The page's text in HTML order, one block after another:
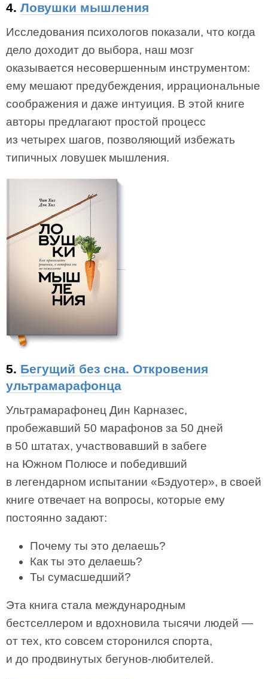
4. Ловушки мышления
Исследования психологов показали, что когда
дело доходит до выбора, наш мозг
оказывается несовершенным инструментом:
ему мешают предубеждения, иррациональные
соображения и даже интуиция. В этой книге
авторы предлагают простой процесс
из четырех шагов, позволяющий избежать
типичных ловушек мышления.
5. Бегущий без сна. Откровения
ультрамарафонца
Ультрамарафонец Дин Карназес,
пробежавший 50 марафонов за 50 дней
в 50 штатах, участвовавший в забеге
на Южном Полюсе и победивший
в легендарном испытании «Бэдуотер», в своей
книге отвечает на вопросы, которые ему
постоянно задают:
Почему ты это делаешь?
Как ты это делаешь?
Ты сумасшедший?
Эта книга стала международным
бестселлером и вдохновила тысячи людей —
от тех, кто совсем сторонился спорта,
и до продвинутых бегунов-любителей.